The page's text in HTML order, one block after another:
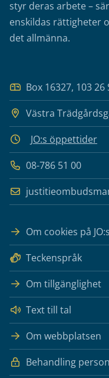
styr deras arbete –
enskildas rättigheter
det allmänna.
Box 16327, 103
Västra
JO:s öppettider
08-786 51 00
Om cookies på
Teckenspråk
Om tillgänglighet
Text till tal
Om webbplatsen
Behandling